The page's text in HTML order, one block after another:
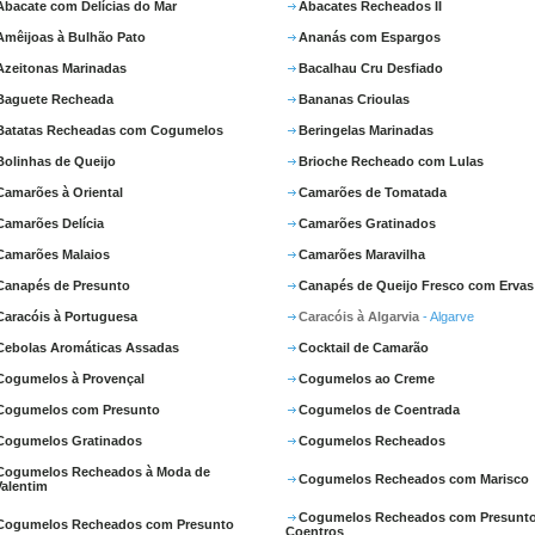
com Delícias do Mar Abacates Recheados II
à Bulhão Pato Ananás com Espargos
Marinadas Bacalhau Cru Desfiado
Recheada Bananas Crioulas
Recheadas com Cogumelos Beringelas Marinadas
de Queijo Brioche Recheado com Lulas
à Oriental Camarões de Tomatada
Delícia Camarões Gratinados
Malaios Camarões Maravilha
de Presunto Canapés de Queijo Fresco com Ervas
à Portuguesa Caracóis à Algarvia - Algarve
Aromáticas Assadas Cocktail de Camarão
à Provençal Cogumelos ao Creme
com Presunto Cogumelos de Coentrada
Gratinados Cogumelos Recheados
Recheados à Moda de
Cogumelos Recheados com Marisco
Recheados com Presunto
Cogumelos Recheados com
Coentros